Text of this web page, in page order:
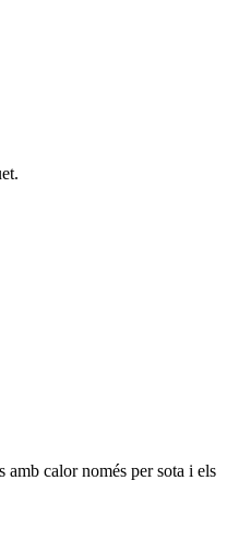
calor només per sota i els